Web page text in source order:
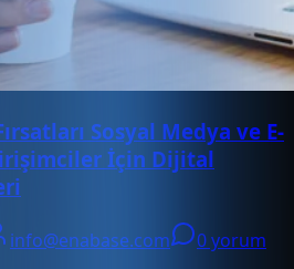
Sosyal Medya ve E-
İçin Dijital
info@enabase.com
0 yorum